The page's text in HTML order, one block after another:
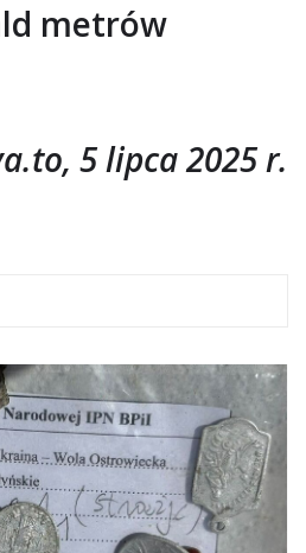
metrów
5 lipca 2025 r.